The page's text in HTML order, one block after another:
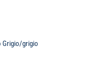
Grigio/grigio